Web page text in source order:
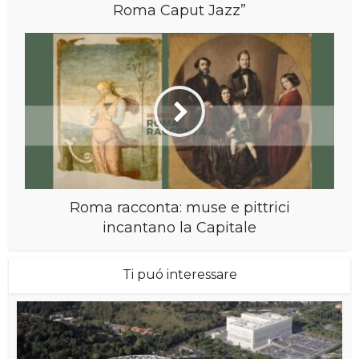
Roma Caput Jazz”
Roma racconta: muse e pittrici
incantano la Capitale
Ti puó interessare